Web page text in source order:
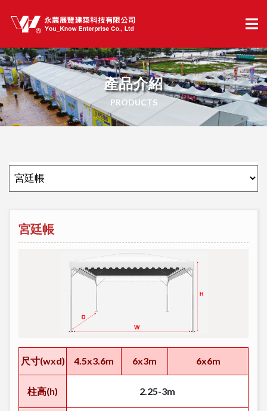
產品介紹
PRODUCTS
宮廷帳
尺寸(wxd) 4.5x3.6m 6x3m 6x6m
柱高(h) 2.25-3m